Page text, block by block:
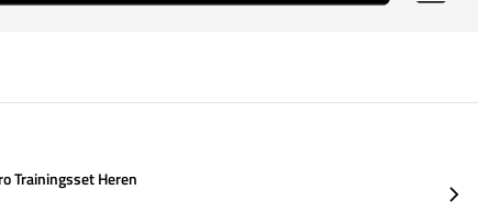
Trainingsset Heren